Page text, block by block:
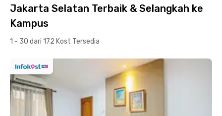
Jakarta Selatan Terbaik & Selangkah ke
Kampus
1 - 30 dari 172 Kost Tersedia